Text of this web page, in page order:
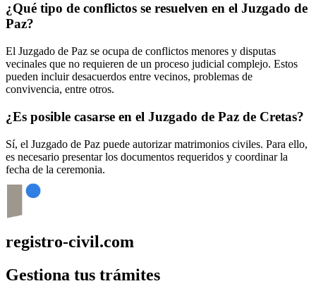
¿Qué tipo de conflictos se resuelven en el Juzgado de
Paz?
El Juzgado de Paz se ocupa de conflictos menores y disputas
vecinales que no requieren de un proceso judicial complejo. Estos
pueden incluir desacuerdos entre vecinos, problemas de
convivencia, entre otros.
¿Es posible casarse en el Juzgado de Paz de Cretas?
Sí, el Juzgado de Paz puede autorizar matrimonios civiles. Para ello,
es necesario presentar los documentos requeridos y coordinar la
fecha de la ceremonia.
registro-civil.com
Gestiona tus trámites